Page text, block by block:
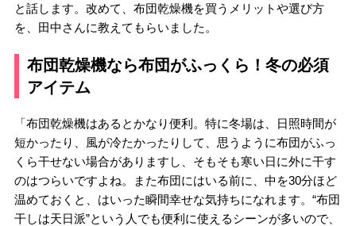
と話します。改めて、布団乾燥機を買うメリットや選び方
を、田中さんに教えてもらいました。
布団乾燥機なら布団がふっくら！冬の必須
アイテム
「布団乾燥機はあるとかなり便利。特に冬場は、日照時間が
短かったり、風が冷たかったりして、思うように布団がふっ
くら干せない場合がありますし、そもそも寒い日に外に干す
のはつらいですよね。また布団にはいる前に、中を30分ほど
温めておくと、はいった瞬間幸せな気持ちになれます。“布団
干しは天日派”という人でも便利に使えるシーンが多いので、